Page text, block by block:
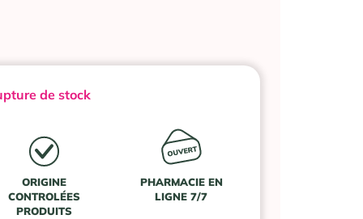
de stock
ORIGINE
CONTROLÉES
PRODUITS
PHARMACIE EN
LIGNE 7/7